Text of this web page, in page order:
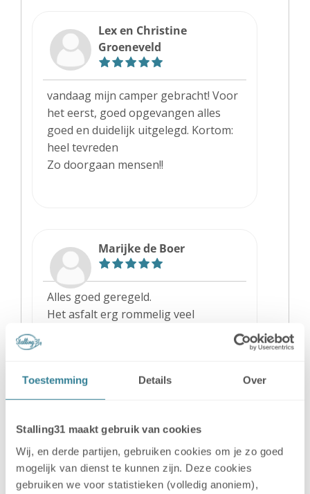
Toestemming Details Over
Stalling31 maakt gebruik van cookies
Wij, en derde partijen, gebruiken cookies om je zo goed
mogelijk van dienst te kunnen zijn. Deze cookies
gebruiken we voor statistieken (volledig anoniem),
Lex en Christine
Groeneveld
vandaag mijn camper gebracht! Voor
het eerst, goed opgevangen alles
goed en duidelijk uitgelegd. Kortom:
heel tevreden
Zo doorgaan mensen!!
Marijke de Boer
Alles goed geregeld.
Het asfalt erg rommelig veel
Marijke en Guus
Postma